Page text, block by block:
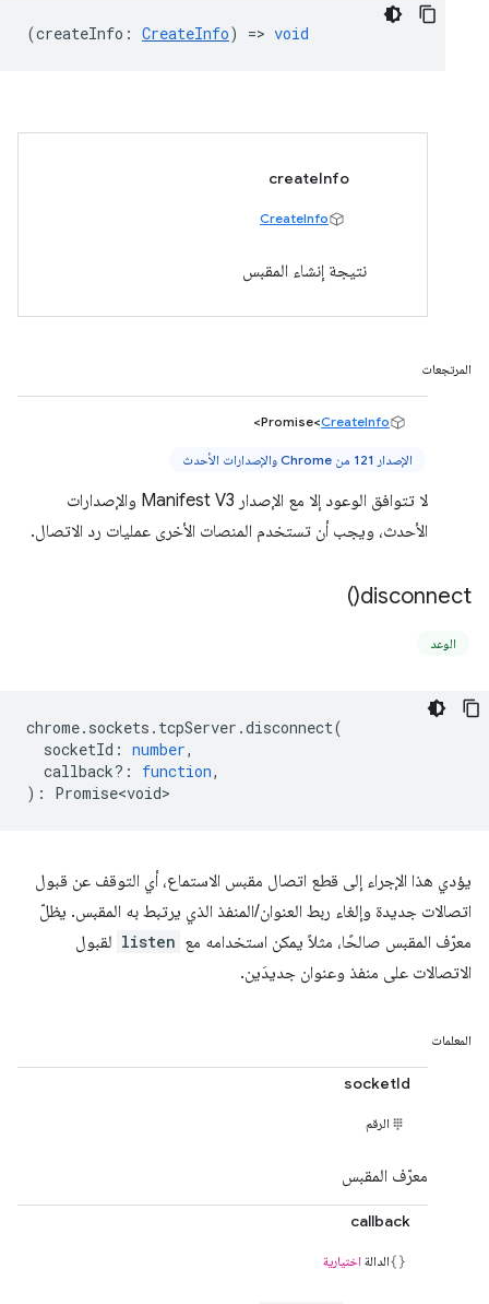
(createInfo : CreateInfo) => void
createInfo
CreateInfo
نتيجة إنشاء المقبس
المرتجعات
Promise<CreateInfo
>
الإصدار 121 من Chrome والإصدارات الأحدث
لا تتوافق الوعود إلا مع الإصدار Manifest V3 والإصدارات
الأحدث، ويجب أن تستخدم المنصات الأخرى عمليات رد الاتصال.
disconnect(
)
الوعد
chrome. sockets . tcpServer .disconnect(
socketId : number,
callback? : function,
) : Promise<void>
يؤدي هذا الإجراء إلى قطع اتصال مقبس الاستماع، أي التوقف عن قبول
اتصالات جديدة وإلغاء ربط العنوان/المنفذ الذي يرتبط به المقبس. يظلّ
معرّف المقبس صالحًا، مثلاً يمكن استخدامه مع listen لقبول
الاتصالات على منفذ وعنوان جديدَين.
المعلمات
socketId
الرقم
معرّف المقبس
callback
الدالة اختيارية